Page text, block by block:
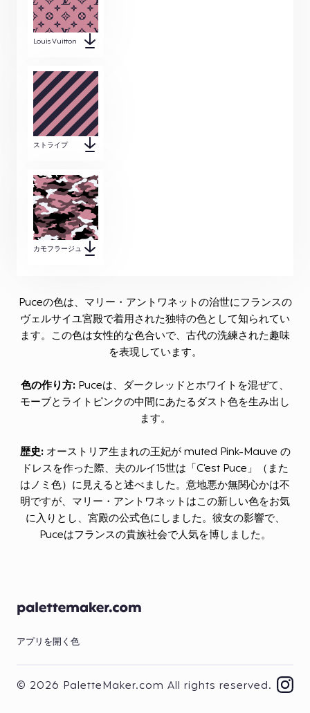
Puceの色は、マリー・アントワネットの治世にフランスの
ヴェルサイユ宮殿で着用された独特の色として知られてい
ます。この色は女性的な色合いで、古代の洗練された趣味
を表現しています。
色の作り方: Puceは、ダークレッドとホワイトを混ぜて、
モーブとライトピンクの中間にあたるダスト色を生み出し
ます。
歴史:オーストリア生まれの王妃が muted Pink-Mauve の
ドレスを作った際、夫のルイ15世は「C’est Puce」（また
はノミ色）に見えると述べました。意地悪か無関心かは不
明ですが、マリー・アントワネットはこの新しい色をお気
に入りとし、宮殿の公式色にしました。彼女の影響で、
Puceはフランスの貴族社会で人気を博しました。
Louis Vuitton
ストライプ
カモフラージュ
アプリを開く 色
© 2026 PaletteMaker.com All rights reserved.